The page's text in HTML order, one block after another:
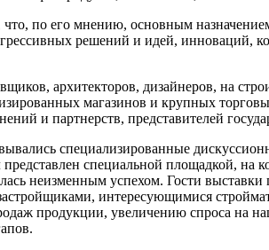
по его мнению, основным
решений и идей, инноваций,
архитекторов, дизайнеров, на
магазинов и крупных
и партнерств, представителей
специализированные
специальной площадкой, на
неизменным успехом. Гости
интересующимися
продукции, увеличению спроса на